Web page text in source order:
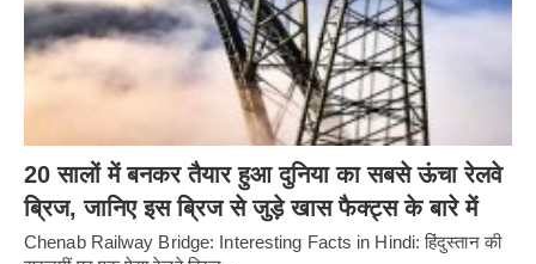
20 सालों में बनकर तैयार हुआ दुनिया का सबसे ऊंचा रेलवे
ब्रिज, जानिए इस ब्रिज से जुड़े खास फैक्ट्स के बारे में
Chenab Railway Bridge: Interesting Facts in Hindi: हिंदुस्तान की